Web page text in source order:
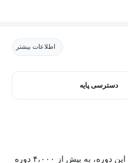
اطلاعات بیشتر
دسترسی پایه
با خرید اشتراک مکتب‌پلاس، علاوه بر این دوره، به بیش از ۴،۰۰۰ دوره